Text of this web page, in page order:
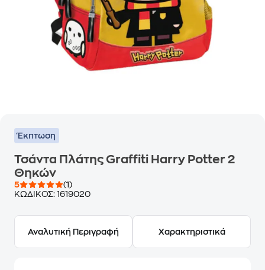
Έκπτωση
Τσάντα Πλάτης Graffiti Harry Potter 2
Θηκών
5
(1)
ΚΩΔΙΚΟΣ: 1619020
Αναλυτική Περιγραφή Χαρακτηριστικά